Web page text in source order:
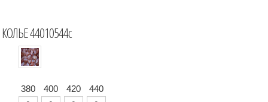
КОЛЬЕ 44010544с
380 400 420 440